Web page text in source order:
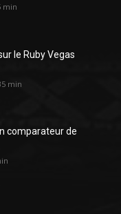
min
le Ruby Vegas
min
comparateur de